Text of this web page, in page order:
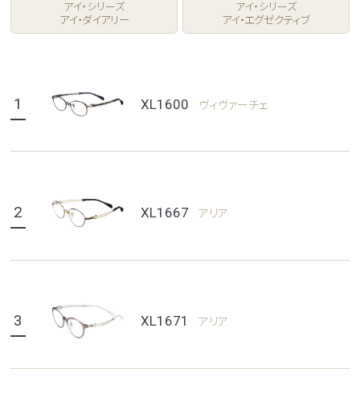
アイ・シリーズ
アイ・ダイアリー
アイ・シリーズ
アイ・エグゼクティブ
1 XL1600 ヴィヴァーチェ
2 XL1667 アリア
3 XL1671 アリア